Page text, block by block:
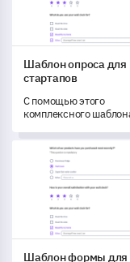
Шаблон опроса для
стартапов
С помощью этого
комплексного
получите ключевые
уникальных проблемах,
целях и операционных
процессах вашего
предприятия.
Шаблон формы
Шаблон формы для